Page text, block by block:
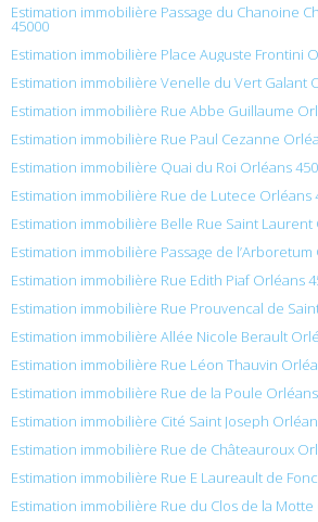
Estimation immobilière Passage du Chanoine
45000
Estimation immobilière Place Auguste Frontini
Estimation immobilière Venelle du Vert Galant
Estimation immobilière Rue Abbe Guillaume
Estimation immobilière Rue Paul Cezanne
Estimation immobilière Quai du Roi Orléans
Estimation immobilière Rue de Lutece Orléans
Estimation immobilière Belle Rue Saint Laurent
Estimation immobilière Passage de
Estimation immobilière Rue Edith Piaf Orléans
Estimation immobilière Rue Prouvencal de
Estimation immobilière Allée Nicole Berault
Estimation immobilière Rue Léon Thauvin
Estimation immobilière Rue de la Poule
Estimation immobilière Cité Saint Joseph
Estimation immobilière Rue de Châteauroux
Estimation immobilière Rue E Laureault de
Estimation immobilière Rue du Clos de la Motte